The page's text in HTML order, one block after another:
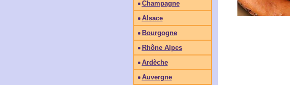
Champagne
Alsace
Bourgogne
Rhône Alpes
Ardèche
Auvergne